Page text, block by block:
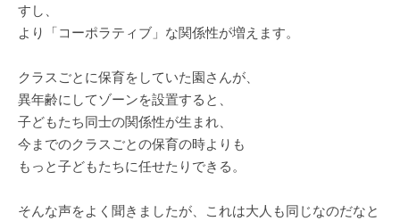
すし、
より「コーポラティブ」な関係性が増えます。
クラスごとに保育をしていた園さんが、
異年齢にしてゾーンを設置すると、
子どもたち同士の関係性が生まれ、
今までのクラスごとの保育の時よりも
もっと子どもたちに任せたりできる。
そんな声をよく聞きましたが、これは大人も同じなのだなと